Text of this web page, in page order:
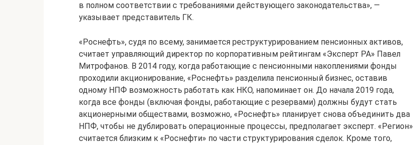
в полном соответствии с требованиями действующего законодательства», —
указывает представитель ГК.
«Роснефть», судя по всему, занимается реструктурированием пенсионных активов,
считает управляющий директор по корпоративным рейтингам «Эксперт РА» Павел
Митрофанов. В 2014 году, когда работающие с пенсионными накоплениями фонды
проходили акционирование, «Роснефть» разделила пенсионный бизнес, оставив
одному НПФ возможность работать как НКО, напоминает он. До начала 2019 года,
когда все фонды (включая фонды, работающие с резервами) должны будут стать
акционерными обществами, возможно, «Роснефть» планирует снова объединить два
НПФ, чтобы не дублировать операционные процессы, предполагает эксперт. «Регион»
считается близким к «Роснефти» по части структурирования сделок. Кроме того,